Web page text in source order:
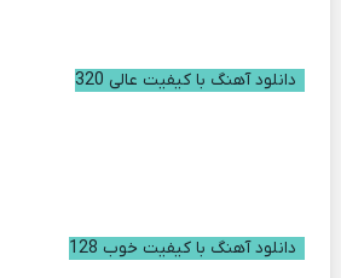
دانلود آهنگ با کیفیت عالی 320
دانلود آهنگ با کیفیت خوب 128